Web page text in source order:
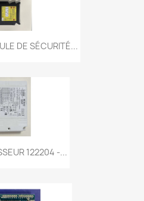
DE SÉCURITÉ...
122204 -...